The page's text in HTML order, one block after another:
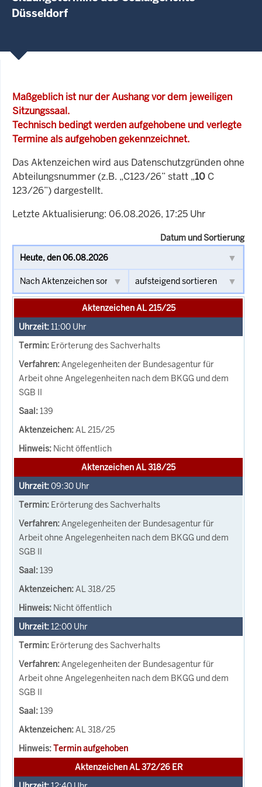
Düsseldorf
Maßgeblich ist nur der Aushang vor dem jeweiligen
Sitzungssaal.
Technisch bedingt werden aufgehobene und verlegte
Termine als aufgehoben gekennzeichnet.
Das Aktenzeichen wird aus Datenschutzgründen ohne
Abteilungsnummer (z.B. „C123/26” statt „10 C
123/26”) dargestellt.
Letzte Aktualisierung: 06.08.2026, 17:25 Uhr
Datum und Sortierung
Aktenzeichen AL 215/25
11:00 Uhr
Erörterung des Sachverhalts
Angelegenheiten der Bundesagentur für
Arbeit ohne Angelegenheiten nach dem BKGG und dem
SGB II
139
AL 215/25
Nicht öffentlich
Aktenzeichen AL 318/25
09:30 Uhr
Erörterung des Sachverhalts
Angelegenheiten der Bundesagentur für
Arbeit ohne Angelegenheiten nach dem BKGG und dem
SGB II
139
AL 318/25
Nicht öffentlich
12:00 Uhr
Erörterung des Sachverhalts
Angelegenheiten der Bundesagentur für
Arbeit ohne Angelegenheiten nach dem BKGG und dem
SGB II
139
AL 318/25
Termin aufgehoben
Aktenzeichen AL 372/26 ER